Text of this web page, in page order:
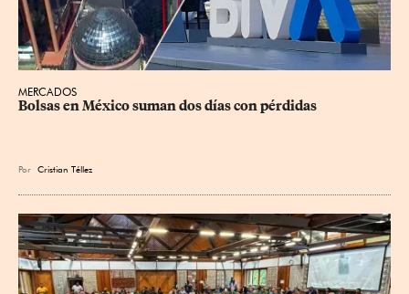
MERCADOS
Bolsas en México suman dos días con pérdidas
Por Cristian Téllez